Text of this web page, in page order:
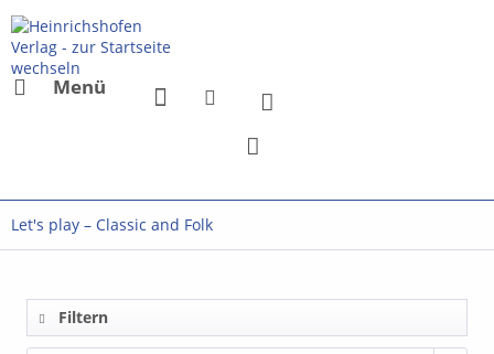
Menü
Let's play – Classic and Folk
Filtern